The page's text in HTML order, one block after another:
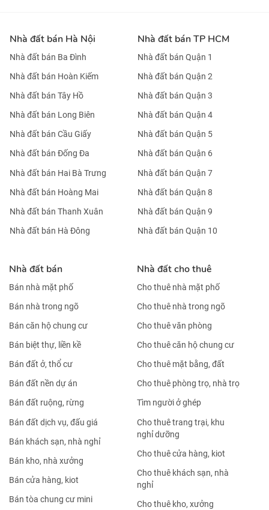
Nhà đất bán Hà Nội
Nhà đất bán Ba Đình
Nhà đất bán Hoàn Kiếm
Nhà đất bán Tây Hồ
Nhà đất bán Long Biên
Nhà đất bán Cầu Giấy
Nhà đất bán Đống Đa
Nhà đất bán Hai Bà Trưng
Nhà đất bán Hoàng Mai
Nhà đất bán Thanh Xuân
Nhà đất bán Hà Đông
Nhà đất bán TP HCM
Nhà đất bán Quận 1
Nhà đất bán Quận 2
Nhà đất bán Quận 3
Nhà đất bán Quận 4
Nhà đất bán Quận 5
Nhà đất bán Quận 6
Nhà đất bán Quận 7
Nhà đất bán Quận 8
Nhà đất bán Quận 9
Nhà đất bán Quận 10
Nhà đất bán
Bán nhà mặt phố
Bán nhà trong ngõ
Bán căn hộ chung cư
Bán biệt thự, liền kề
Bán đất ở, thổ cư
Bán đất nền dự án
Bán đất ruộng, rừng
Bán đất dịch vụ, đấu giá
Bán khách sạn, nhà nghỉ
Bán kho, nhà xưởng
Bán cửa hàng, kiot
Bán tòa chung cư mini
Nhà đất cho thuê
Cho thuê nhà mặt phố
Cho thuê nhà trong ngõ
Cho thuê văn phòng
Cho thuê căn hộ chung cư
Cho thuê mặt bằng, đất
Cho thuê phòng trọ, nhà trọ
Tìm người ở ghép
Cho thuê trang trại, khu
nghỉ dưỡng
Cho thuê cửa hàng, kiot
Cho thuê khách sạn, nhà
nghỉ
Cho thuê kho, xưởng